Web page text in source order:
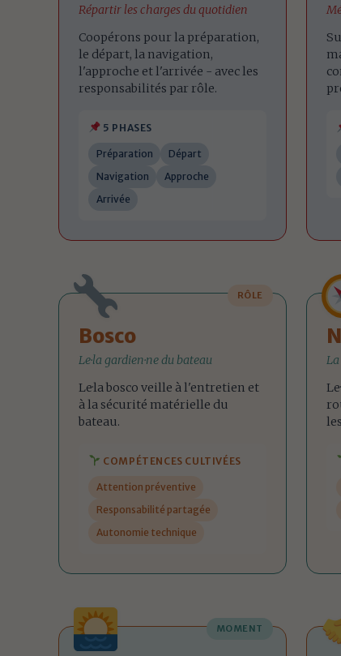
Répartir les charges du quotidien
Coopérons pour la préparation,
le départ, la navigation,
l'approche et l'arrivée - avec les
responsabilités par rôle.
5 PHASES
Préparation
Départ
Navigation
Approche
Arrivée
RÔLE
Bosco
Le·la gardien·ne du bateau
Le·la bosco veille à l'entretien et
à la sécurité matérielle du
bateau.
COMPÉTENCES CULTIVÉES
Attention préventive
Responsabilité partagée
Autonomie technique
MOMENT